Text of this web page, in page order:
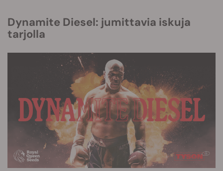
Dynamite Diesel: jumittavia iskuja
tarjolla